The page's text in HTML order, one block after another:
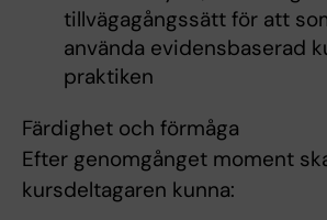
tillvägagångssätt för att
använda evidensbaserad
praktiken
Färdighet och förmåga
Efter genomgånget moment
kursdeltagaren kunna: